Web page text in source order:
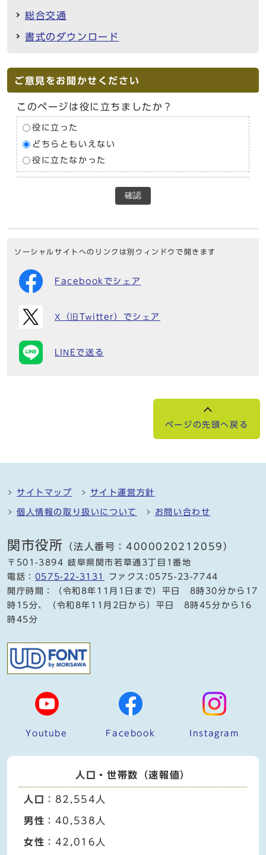
総合交通
書式のダウンロード
ご意見をお聞かせください
このページは役に立ちましたか？
役に立った
どちらともいえない
役に立たなかった
確認
ソーシャルサイトへのリンクは別ウィンドウで開きます
Facebookでシェア
X（旧Twitter）でシェア
LINEで送る
ページの先頭へ戻る
サイトマップ サイト運営方針
個人情報の取り扱いについて お問い合わせ
関市役所 （法人番号：4000020212059）
〒501-3894 岐阜県関市若草通3丁目1番地
電話： 0575-22-3131
ファクス:0575-23-7744
開庁時間：（令和8年11月1日まで）平日 8時30分から17
時15分、（令和8年11月2日から）平日 8時45分から16
時45分
Youtube Facebook Instagram
人口・世帯数（速報値）
人口 ：82,554人
男性 ：40,538人
女性 ：42,016人